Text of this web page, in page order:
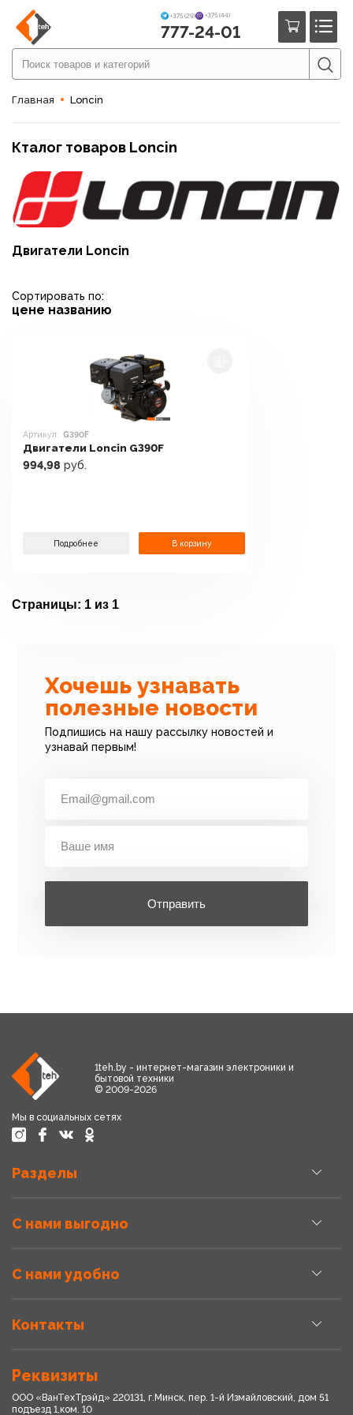
+375 (29) +375 (44)
777-24-01
Главная Loncin
Кталог товаров Loncin
Двигатели Loncin
Сортировать по:
цене названию
Артикул: G390F
Двигатели Loncin G390F
994,98 руб.
Подробнее В корзину
Страницы: 1 из 1
Хочешь узнавать
полезные новости
Подпишись на нашу рассылку новостей и
узнавай первым!
Отправить
1teh.by - интернет-магазин электроники и
бытовой техники
© 2009-2026
Мы в социальных сетях
Разделы
С нами выгодно
С нами удобно
Контакты
Реквизиты
ООО «ВанТехТрэйд» 220131, г.Минск, пер. 1-й Измайловский, дом 51
подъезд 1,ком. 10